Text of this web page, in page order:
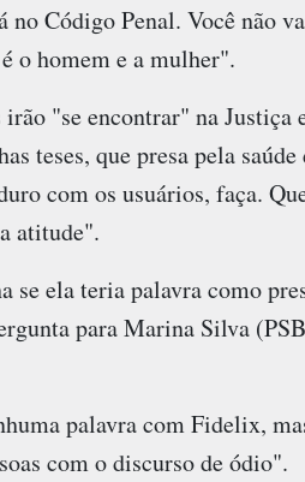
no Código Penal. Você não
o homem e a mulher".
"se encontrar" na Justiça
teses, que presa pela
com os usuários, faça.
atitude".
ela teria palavra como
para Marina Silva
palavra com Fidelix,
com o discurso de ódio".